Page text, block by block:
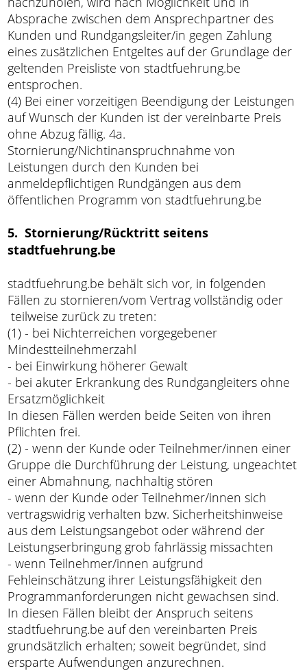
Absprache zwischen dem Ansprechpartner des
Kunden und Rundgangsleiter/in gegen Zahlung
eines zusätzlichen Entgeltes auf der Grundlage der
geltenden Preisliste von stadtfuehrung.be
entsprochen.
(4) Bei einer vorzeitigen Beendigung der Leistungen
auf Wunsch der Kunden ist der vereinbarte Preis
ohne Abzug fällig. 4a.
Stornierung/Nichtinanspruchnahme von
Leistungen durch den Kunden bei
anmeldepflichtigen Rundgängen aus dem
öffentlichen Programm von stadtfuehrung.be
5. Stornierung/Rücktritt seitens
stadtfuehrung.be
stadtfuehrung.be behält sich vor, in folgenden
Fällen zu stornieren/vom Vertrag vollständig oder
teilweise zurück zu treten:
(1) - bei Nichterreichen vorgegebener
Mindestteilnehmerzahl
- bei Einwirkung höherer Gewalt
- bei akuter Erkrankung des Rundgangleiters ohne
Ersatzmöglichkeit
In diesen Fällen werden beide Seiten von ihren
Pflichten frei.
(2) - wenn der Kunde oder Teilnehmer/innen einer
Gruppe die Durchführung der Leistung, ungeachtet
einer Abmahnung, nachhaltig stören
- wenn der Kunde oder Teilnehmer/innen sich
vertragswidrig verhalten bzw. Sicherheitshinweise
aus dem Leistungsangebot oder während der
Leistungserbringung grob fahrlässig missachten
- wenn Teilnehmer/innen aufgrund
Fehleinschätzung ihrer Leistungsfähigkeit den
Programmanforderungen nicht gewachsen sind.
In diesen Fällen bleibt der Anspruch seitens
stadtfuehrung.be auf den vereinbarten Preis
grundsätzlich erhalten; soweit begründet, sind
ersparte Aufwendungen anzurechnen.